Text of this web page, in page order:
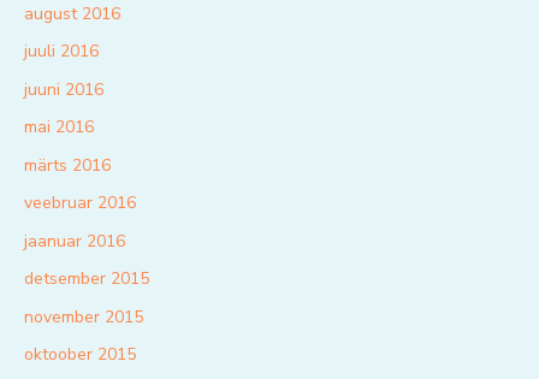
august 2016
juuli 2016
juuni 2016
mai 2016
märts 2016
veebruar 2016
jaanuar 2016
detsember 2015
november 2015
oktoober 2015